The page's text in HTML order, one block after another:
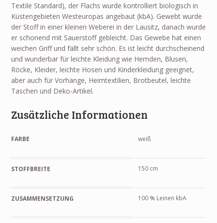
Textile Standard), der Flachs wurde kontrolliert biologisch in
Küstengebieten Westeuropas angebaut (kbA). Gewebt wurde
der Stoff in einer kleinen Weberei in der Lausitz, danach wurde
er schonend mit Sauerstoff gebleicht. Das Gewebe hat einen
weichen Griff und fällt sehr schön. Es ist leicht durchscheinend
und wunderbar für leichte Kleidung wie Hemden, Blusen,
Röcke, Kleider, leichte Hosen und Kinderkleidung geeignet,
aber auch für Vorhänge, Heimtextilien, Brotbeutel, leichte
Taschen und Deko-Artikel.
Zusätzliche Informationen
FARBE weiß
STOFFBREITE 150 cm
ZUSAMMENSETZUNG 100 % Leinen kbA